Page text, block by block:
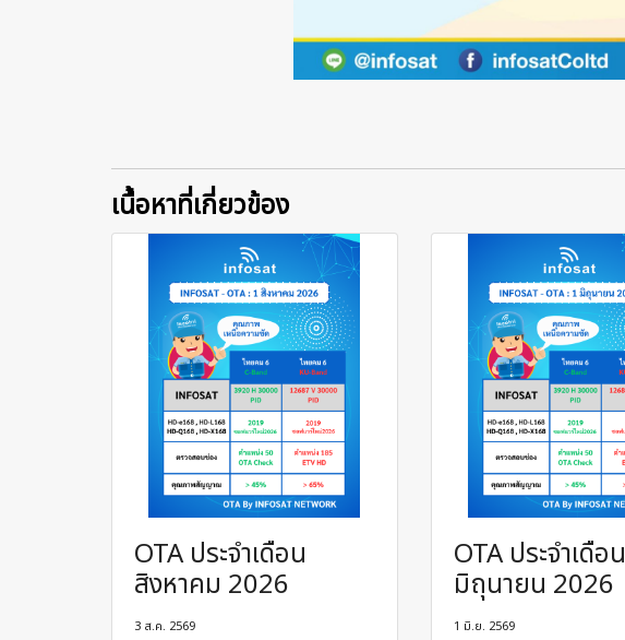
เนื้อหาที่เกี่ยวข้อง
OTA ประจำเดือน
สิงหาคม 2026
3 ส.ค. 2569
OTA ประจำเดือน
มิถุนายน 2026
1 มิ.ย. 2569